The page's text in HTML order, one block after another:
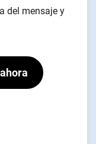
del mensaje y